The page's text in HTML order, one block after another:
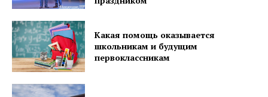
"Драгічынскі Веснік"
Какая помощь оказывается
школьникам и будущим
первоклассникам